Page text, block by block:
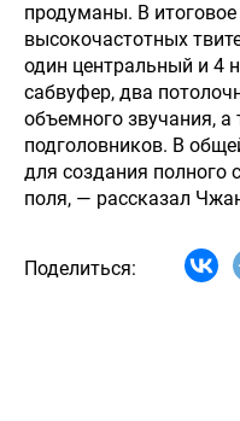
продуманы. В
высокочастотных
один центральный и 4
сабвуфер, два
объемного звучания,
подголовников. В
для создания полного
поля, — рассказал
Поделиться: